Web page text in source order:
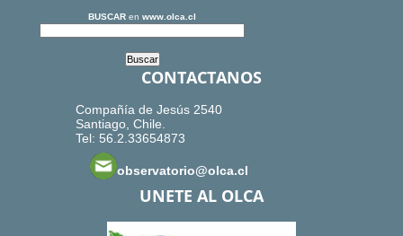
BUSCAR en www.olca.cl
CONTACTANOS
Compañía de Jesús 2540
Santiago, Chile.
Tel: 56.2.33654873
observatorio@olca.cl
UNETE AL OLCA